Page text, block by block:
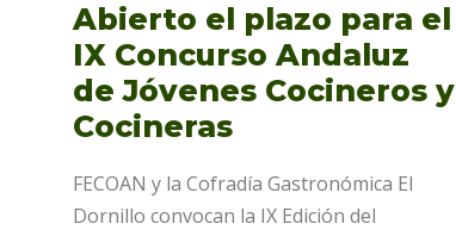
Abierto el plazo para el
IX Concurso Andaluz
de Jóvenes Cocineros y
Cocineras
FECOAN y la Cofradía Gastronómica El
Dornillo convocan la IX Edición del